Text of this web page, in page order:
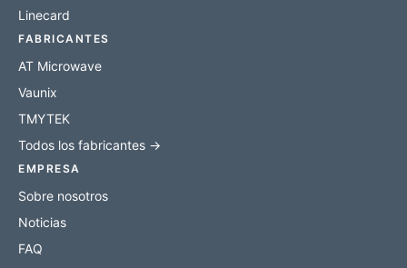
Linecard
FABRICANTES
AT Microwave
Vaunix
TMYTEK
Todos los fabricantes →
EMPRESA
Sobre nosotros
Noticias
FAQ